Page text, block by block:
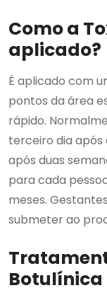
Como a
aplicado?
É aplicado com
pontos da área
rápido.
terceiro dia após
após duas
para cada
meses.
submeter ao
Botulínica